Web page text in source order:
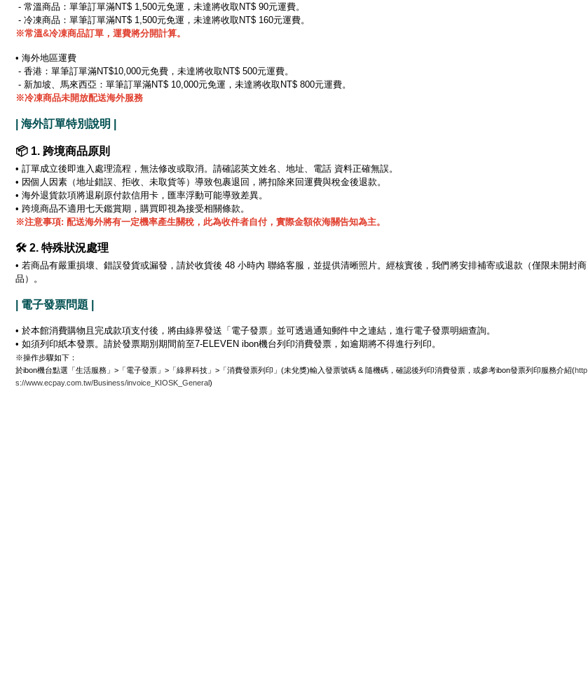
- 常溫商品：單筆訂單滿NT$ 1,500元免運，未達將收取NT$ 90元運費。
- 冷凍商品：單筆訂單滿NT$ 1,500元免運，未達將收取NT$ 160元運費。
※常溫&冷凍商品訂單，運費將分開計算。
• 海外地區運費
- 香港：單筆訂單滿NT$10,000元免費，未達將收取NT$ 500元運費。
- 新加坡、馬來西亞：單筆訂單滿NT$ 10,000元免運，未達將收取NT$ 800元運費。
※冷凍商品未開放配送海外服務
| 海外訂單特別說明 |
📦 1. 跨境商品原則
• 訂單成立後即進入處理流程，無法修改或取消。請確認英文姓名、地址、電話 資料正確無誤。
• 因個人因素（地址錯誤、拒收、未取貨等）導致包裹退回，將扣除來回運費與稅金後退款。
• 海外退貨款項將退刷原付款信用卡，匯率浮動可能導致差異。
• 跨境商品不適用七天鑑賞期，購買即視為接受相關條款。
※注意事項: 配送海外將有一定機率產生關稅，此為收件者自付，實際金額依海關告知為主。
🛠️ 2. 特殊狀況處理
• 若商品有嚴重損壞、錯誤發貨或漏發，請於收貨後 48 小時內 聯絡客服，並提供清晰照片。經核實後，我們將安排補寄或退款（僅限未開封商
品）。
| 電子發票問題 |
• 於本館消費購物且完成款項支付後，將由綠界發送「電子發票」並可透過通知郵件中之連結，進行電子發票明細查詢。
• 如須列印紙本發票。請於發票期別期間前至7-ELEVEN ibon機台列印消費發票，如逾期將不得進行列印。
※操作步驟如下：
於ibon機台點選「生活服務」>「電子發票」>「綠界科技」>「消費發票列印」(未兌獎)輸入發票號碼 & 隨機碼，確認後列印消費發票，或參考ibon發票列印服務介紹(http
s://www.ecpay.com.tw/Business/invoice_KIOSK_General)